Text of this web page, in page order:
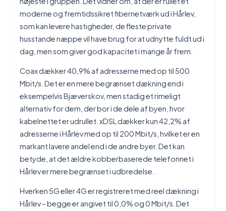
moderne og fremtidssikret fibernetværk ud i Hårlev,
som kan levere hastigheder, de fleste private
husstande næppe vil have brug for at udnytte fuldt ud i
dag, men som giver god kapacitet i mange år frem.
Coax dækker 40,9% af adresserne med op til 500
Mbit/s. Det er en mere begrænset dækning end i
eksempelvis Bjæverskov, men stadig et rimeligt
alternativ for dem, der bor i de dele af byen, hvor
kabelnettet er udrullet. xDSL dækker kun 42,2% af
adresserne i Hårlev med op til 200 Mbit/s, hvilket er en
markant lavere andel end i de andre byer. Det kan
betyde, at det ældre kobberbaserede telefonnet i
Hårlev er mere begrænset i udbredelse.
Hverken 5G eller 4G er registreret med reel dækning i
Hårlev – begge er angivet til 0,0% og 0 Mbit/s. Det